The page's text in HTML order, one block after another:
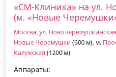
«СМ-Клиника» на ул.
(м. «Новые
Москва, ул.
Новые Черемушки (600 м), м.
Калужская (1200 м)
Аппараты: